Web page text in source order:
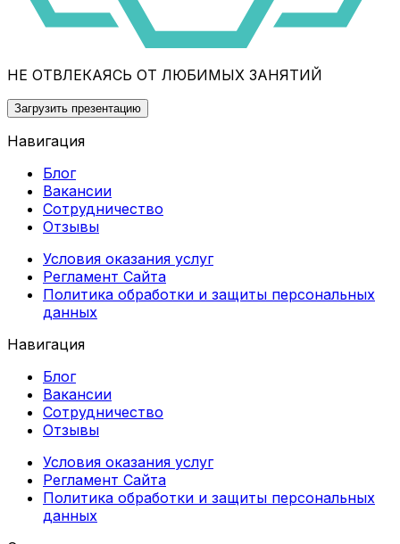
НЕ ОТВЛЕКАЯСЬ ОТ ЛЮБИМЫХ ЗАНЯТИЙ
Загрузить презентацию
Навигация
Блог
Вакансии
Сотрудничество
Отзывы
Условия оказания услуг
Регламент Сайта
Политика обработки и защиты персональных
данных
Навигация
Блог
Вакансии
Сотрудничество
Отзывы
Условия оказания услуг
Регламент Сайта
Политика обработки и защиты персональных
данных